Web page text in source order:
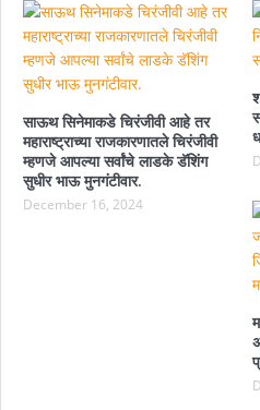
साऊथ सिनेमाकडे चिरंजीवी आहे तर
महाराष्ट्राच्या राजकारणातले चिरंजीवी
म्हणजे आपल्या सर्वांचे लाडके डॅशिंग
सुधीर भाऊ मुनगंटीवार.
December 16, 2024